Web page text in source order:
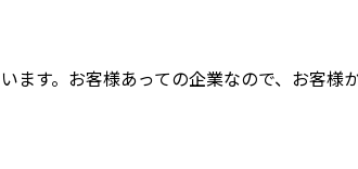
ます。お客様あっての企業なので、お客様